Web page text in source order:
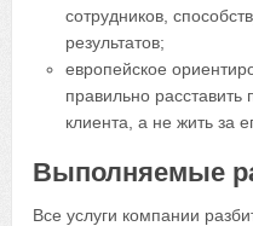
сотрудников,
результатов;
европейское
правильно расставить
клиента, а не жить за
Выполняемые
Все услуги компании